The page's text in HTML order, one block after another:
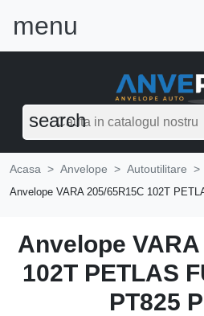
menu
search
Acasa Anvelope Autoutilitare
Anvelope VARA 205/65R15C 102T
Anvelope
102T PETLAS
PT825